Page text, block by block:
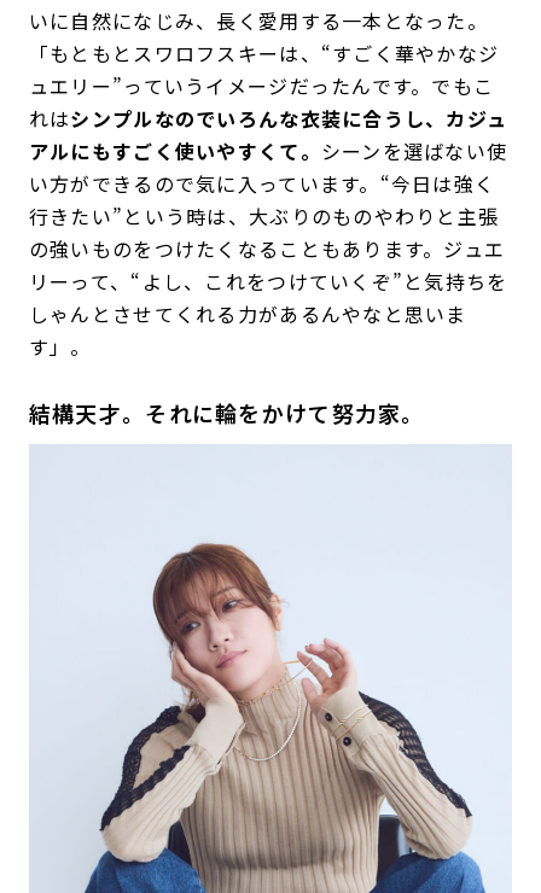
いに自然になじみ、長く愛用する一本となった。
「もともとスワロフスキーは、“すごく華やかなジ
ュエリー”っていうイメージだったんです。でもこ
れはシンプルなのでいろんな衣装に合うし、カジュ
アルにもすごく使いやすくて。 シーンを選ばない使
い方ができるので気に入っています。“今日は強く
行きたい”という時は、大ぶりのものやわりと主張
の強いものをつけたくなることもあります。ジュエ
リーって、“よし、これをつけていくぞ”と気持ちを
しゃんとさせてくれる力があるんやなと思いま
す」。
結構天才。それに輪をかけて努力家。